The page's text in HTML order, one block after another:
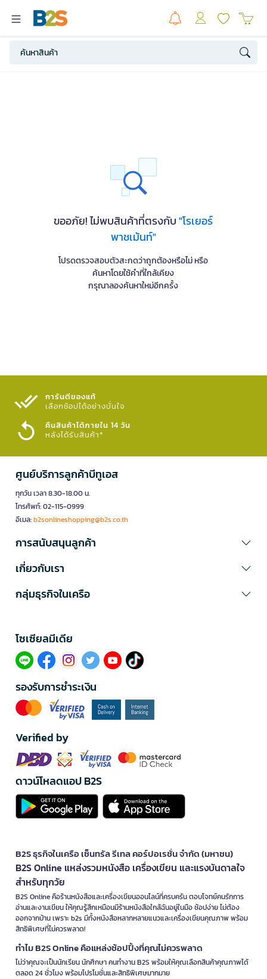
ขออภัย! ไม่พบสินค้าที่ตรงกับ"โรเยอร์
พาชเม้นท์"
โปรดตรวจสอบตัวสะกดว่าถูกต้องหรือไม่ หรือ
ค้นหาโดยใช้คำที่ใกล้เคียง
กรุณาลองค้นหาใหม่อีกครั้ง
การันตีของแท้
เลือกช้อปได้อย่างมั่นใจ​
คืนสินค้าได้ภายใน 14 วัน
หลังได้รับสินค้า*
ศูนย์บริการลูกค้าบีทูเอส
ทุกวัน เวลา 8.30-18.00 น.
โทรศัพท์: 02-115-0999
อีเมล:b2sonlineshopping@b2s.co.th
การสนับสนุนลูกค้า
เกี่ยวกับเรา
กลุ่มธุรกิจในเครือ
โซเซียลมีเดีย​
รองรับการชำระเงิน
Verified by
ดาวน์โหลดแอป B2S
B2S ธุรกิจในเครือ เซ็นทรัล รีเทล คอร์ปอเรชั่น จำกัด (มหาชน)
B2S Online แหล่งรวมหนังสือ เครื่องเขียน และแรงบันดาลใจ
สำหรับทุกวัย
B2S Online คือร้านหนังสือและเครื่องเขียนออนไลน์ที่ครบครัน ตอบโจทย์คนรักการ
อ่านและงานเขียน ให้คุณรู้สึกเหมือนมีร้านหนังสือใกล้ฉันอยู่ในมือ ช้อปง่าย ไม่ต้อง
ออกจากบ้าน เพราะ b2s มีทั้งหนังสือหลากหลายแนวและเครื่องเขียนคุณภาพ พร้อม
สิทธิพิเศษที่ไม่ควรพลาด!
ทำไม B2S Online คือแหล่งช้อปปิ้งที่คุณไม่ควรพลาด
ไม่ว่าคุณจะเป็นนักเรียน นักศึกษา คนทำงาน B2S พร้อมให้คุณเลือกสินค้าคุณภาพได้
ตลอด 24 ชั่วโมง พร้อมโปรโมชั่นและสิทธิพิเศษมากมาย